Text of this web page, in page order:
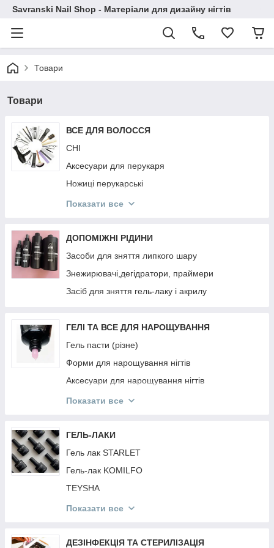
Savranski Nail Shop - Матеріали для дизайну нігтів
Товари
Товари
ВСЕ ДЛЯ ВОЛОССЯ
CHI
Аксесуари для перукаря
Ножиці перукарські
Гребінці
Ellips
KAYPRO
NOOK
РЕЗИНКИ Invisibobble
BRELIL
JNOWA
PROFIStyle
MIRELLA
ARTISTO
MOOD
INEBRYA
CONTEMPORA
КРАБИКИ ТА РЕЗИНКИ
Показати все
ДОПОМІЖНІ РІДИНИ
Засоби для зняття липкого шару
Знежирювачі,дегідратори, праймери
Засіб для зняття гель-лаку і акрилу
ГЕЛІ ТА ВСЕ ДЛЯ НАРОЩУВАННЯ
Гель пасти (різне)
Форми для нарощування нігтів
Аксесуари для нарощування нігтів
Гель фарби
Акрил Акрилгель
Гель павутина
Показати все
ГЕЛЬ-ЛАКИ
Гель лак STARLET
Гель-лак KOMILFO
TEYSHA
Гель лак KODI
Топи і Бази Різне
Показати все
ДЕЗІНФЕКЦІЯ ТА СТЕРИЛІЗАЦІЯ